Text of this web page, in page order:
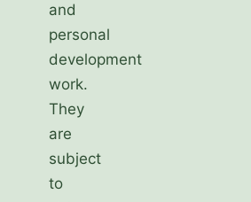
and
personal
development
work.
They
are
subject
to